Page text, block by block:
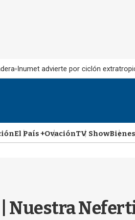
Inumet advierte por ciclón
El País +OvaciónTV Show
Nuestra